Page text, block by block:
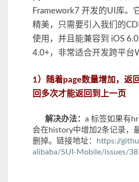
o
b
i
l
e
使
用
结
Framework7 开发的UI库。
精美，只需要引入我们的
使用，并且能兼容到 iOS
4.0+，非常适合开发跨平台
1）随着page数量增加，返
回多次才能返回到上一页
解决办法： a 标签如果有
会在history中增加2条记录，
删掉。链接地址：
https://
alibaba/SUI-Mobile/issues/